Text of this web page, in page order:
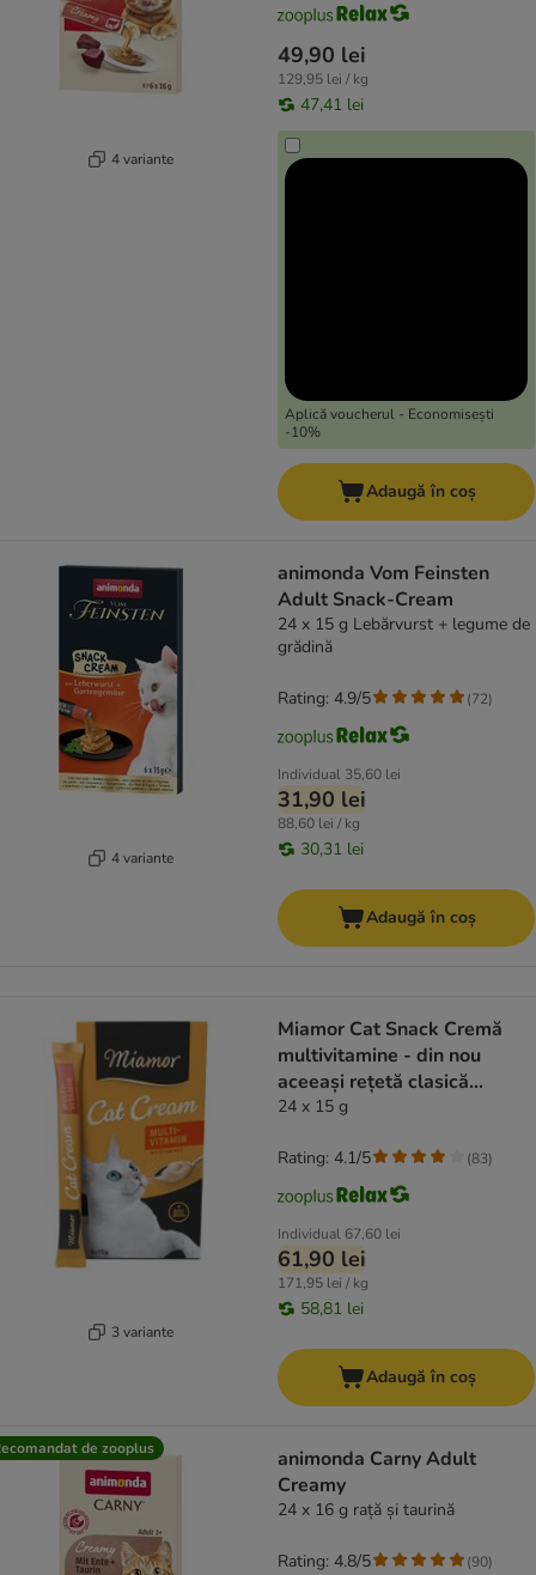
4 variante
49,90 lei
129,95 lei / kg
47,41 lei
Aplică voucherul - Economisești
-10%
Adaugă în coș
4 variante
animonda Vom Feinsten
Adult Snack-Cream
24 x 15 g Lebărvurst + legume de
grădină
Individual 35,60 lei
31,90 lei
88,60 lei / kg
30,31 lei
Rating: 4.9/5 (72)
Adaugă în coș
3 variante
Miamor Cat Snack Cremă
multivitamine - din nou
aceeași rețetă clasică
consacrată
24 x 15 g
Individual 67,60 lei
61,90 lei
171,95 lei / kg
58,81 lei
Rating: 4.1/5 (83)
Adaugă în coș
de zooplus
animonda Carny Adult
Creamy
24 x 16 g rață și taurină
Rating: 4.8/5 (90)